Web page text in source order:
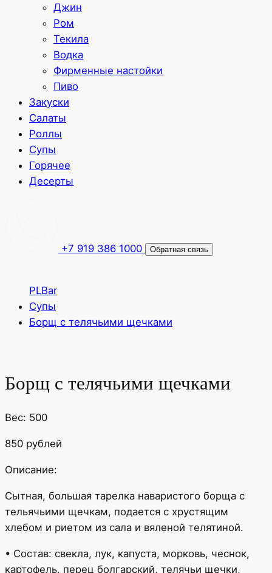
Джин
Ром
Текила
Водка
Фирменные настойки
Пиво
Закуски
Салаты
Роллы
Супы
Горячее
Десерты
+7 919 386 1000 Обратная связь
PLBar
Супы
Борщ с телячьими щечками
Борщ с телячьими щечками
Вес: 500
850 рублей
Описание:
Сытная, большая тарелка наваристого борща с
тельячьими щечкам, подается с хрустящим
хлебом и риетом из сала и вяленой телятиной.
• Состав: свекла, лук, капуста, морковь, чеснок,
картофель, перец болгарский, телячьи щечки,